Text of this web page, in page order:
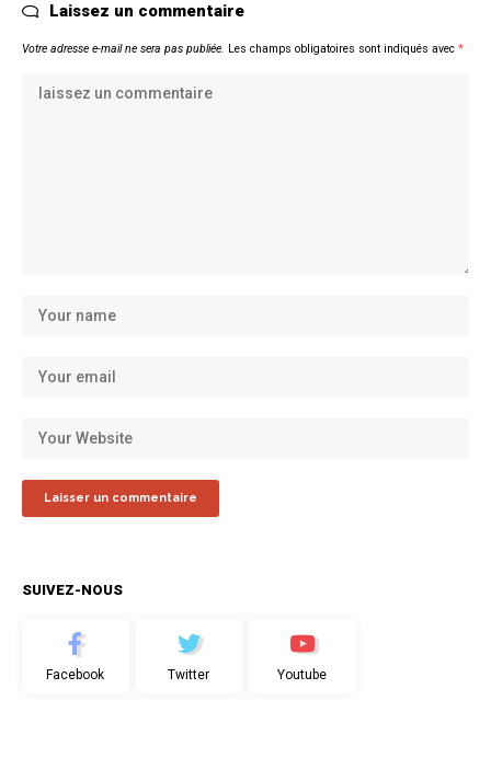
Laissez un commentaire
Votre adresse e-mail ne sera pas publiée. Les champs obligatoires sont indiqués avec *
SUIVEZ-NOUS
Facebook Twitter Youtube